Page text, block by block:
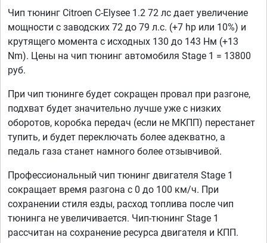
Чип тюнинг Citroen C-Elysee 1.2 72 лс дает увеличение
мощности с заводских 72 до 79 л.с. (+7 hp или 10%) и
крутящего момента с исходных 130 до 143 Нм (+13
Nm). Цены на чип тюнинг автомобиля Stage 1 = 13800
руб.
При чип тюнинге будет сокращен провал при разгоне,
подхват будет значительно лучше уже с низких
оборотов, коробка передач (если не МКПП) перестанет
тупить, и будет переключать более адекватно, а
педаль газа станет намного более отзывчивой.
Профессиональный чип тюнинг двигателя Stage 1
сокращает время разгона с 0 до 100 км/ч. При
сохранении стиля езды, расход топлива после чип
тюнинга не увеличивается. Чип-тюнинг Stage 1
рассчитан на сохранение ресурса двигателя и КПП.